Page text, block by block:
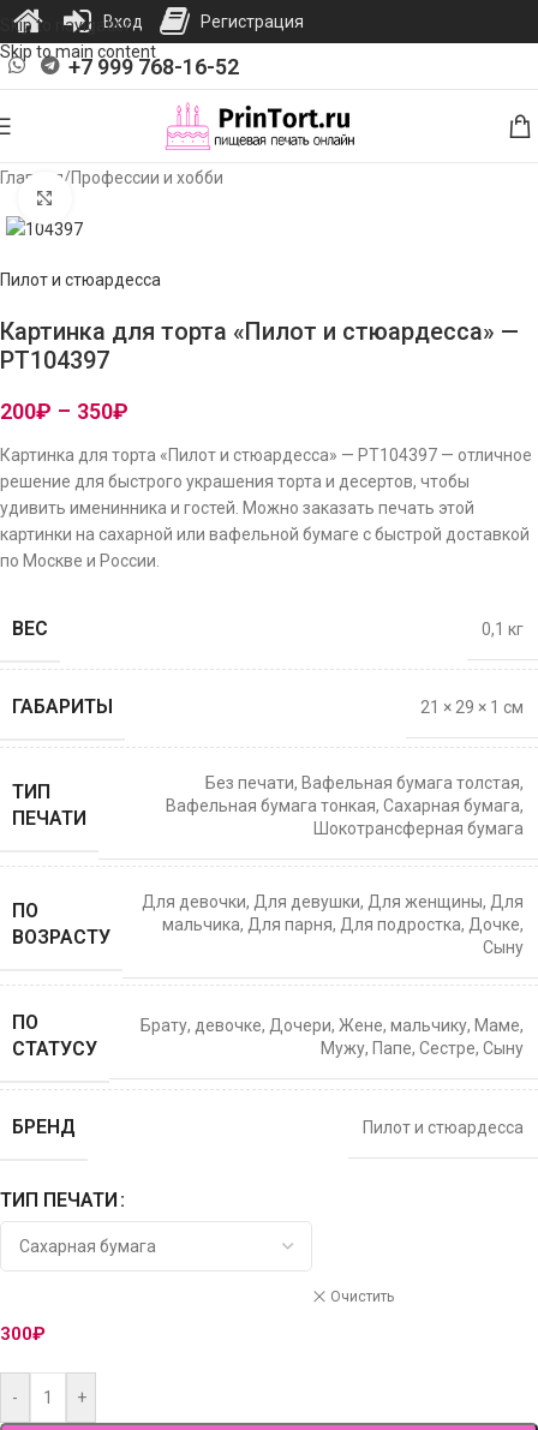
Skip to navigation
Skip to main content
+7 999 768-16-52
Главная/Профессии и хобби
Пилот и стюардесса
Картинка для торта «Пилот и стюардесса» —
PT104397
200₽ – 350₽
Картинка для торта «Пилот и стюардесса» — PT104397 — отличное
решение для быстрого украшения торта и десертов, чтобы
удивить именинника и гостей. Можно заказать печать этой
картинки на сахарной или вафельной бумаге с быстрой доставкой
по Москве и России.
ВЕС 0,1 кг
ГАБАРИТЫ 21 × 29 × 1 см
ТИП
ПЕЧАТИ
Без печати, Вафельная бумага толстая,
Вафельная бумага тонкая, Сахарная бумага,
Шокотрансферная бумага
ПО
ВОЗРАСТУ
Для девочки, Для девушки, Для женщины, Для
мальчика, Для парня, Для подростка, Дочке,
Сыну
ПО
СТАТУСУ
Брату, девочке, Дочери, Жене, мальчику, Маме,
Мужу, Папе, Сестре, Сыну
БРЕНД Пилот и стюардесса
ТИП ПЕЧАТИ
Очистить
300₽
- +
Вход Регистрация